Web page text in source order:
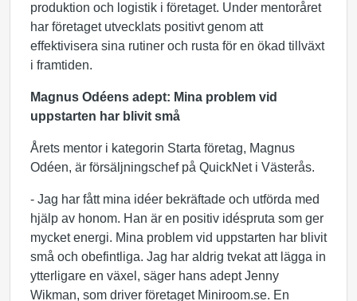
produktion och logistik i företaget. Under mentoråret
har företaget utvecklats positivt genom att
effektivisera sina rutiner och rusta för en ökad tillväxt
i framtiden.
Magnus Odéens adept: Mina problem vid
uppstarten har blivit små
Årets mentor i kategorin Starta företag, Magnus
Odéen, är försäljningschef på QuickNet i Västerås.
- Jag har fått mina idéer bekräftade och utförda med
hjälp av honom. Han är en positiv idéspruta som ger
mycket energi. Mina problem vid uppstarten har blivit
små och obefintliga. Jag har aldrig tvekat att lägga in
ytterligare en växel, säger hans adept Jenny
Wikman, som driver företaget Miniroom.se. En